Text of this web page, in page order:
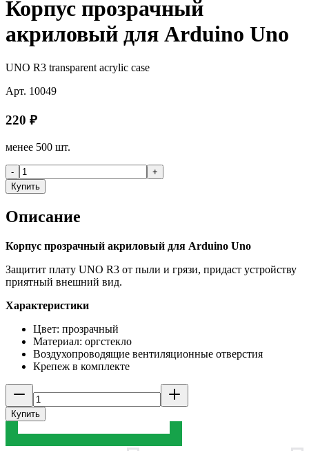
Корпус прозрачный
акриловый для Arduino Uno
UNO R3 transparent acrylic case
Арт. 10049
220 ₽
менее 500 шт.
-
+
Купить
Описание
Корпус прозрачный акриловый для Arduino Uno
Защитит плату UNO R3 от пыли и грязи, придаст устройству
приятный внешний вид.
Характеристики
Цвет: прозрачный
Материал: оргстекло
Воздухопроводящие вентиляционные отверстия
Крепеж в комплекте
Купить